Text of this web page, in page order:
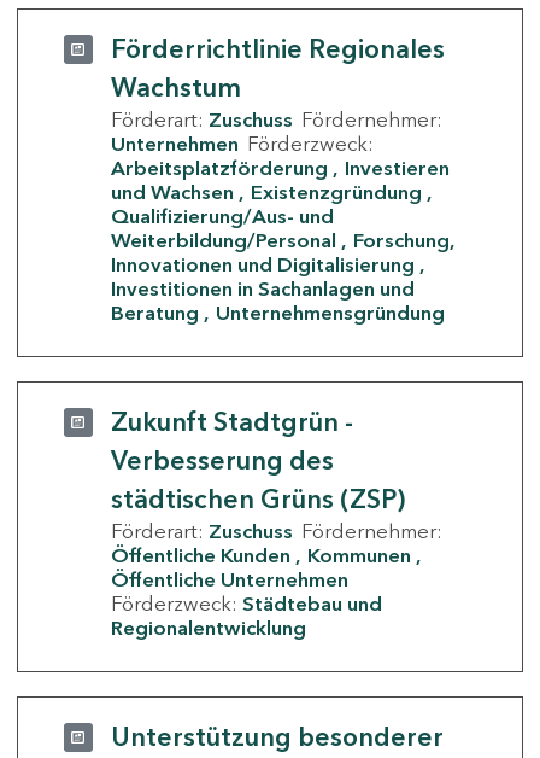
Förderrichtlinie Regionales
Wachstum
Förderart: Zuschuss Fördernehmer:
Unternehmen Förderzweck:
Arbeitsplatzförderung
Investieren
und Wachsen
Existenzgründung
Qualifizierung/Aus- und
Weiterbildung/Personal
Forschung,
Innovationen und Digitalisierung
Investitionen in Sachanlagen und
Beratung
Unternehmensgründung
Zukunft Stadtgrün -
Verbesserung des
städtischen Grüns (ZSP)
Förderart: Zuschuss Fördernehmer:
Öffentliche Kunden
Kommunen
Öffentliche Unternehmen
Förderzweck: Städtebau und
Regionalentwicklung
Unterstützung besonderer